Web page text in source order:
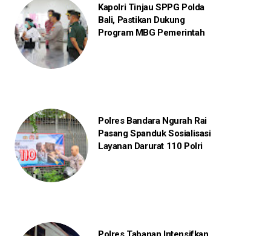
Kapolri Tinjau SPPG Polda
Bali, Pastikan Dukung
Program MBG Pemerintah
Polres Bandara Ngurah Rai
Pasang Spanduk Sosialisasi
Layanan Darurat 110 Polri